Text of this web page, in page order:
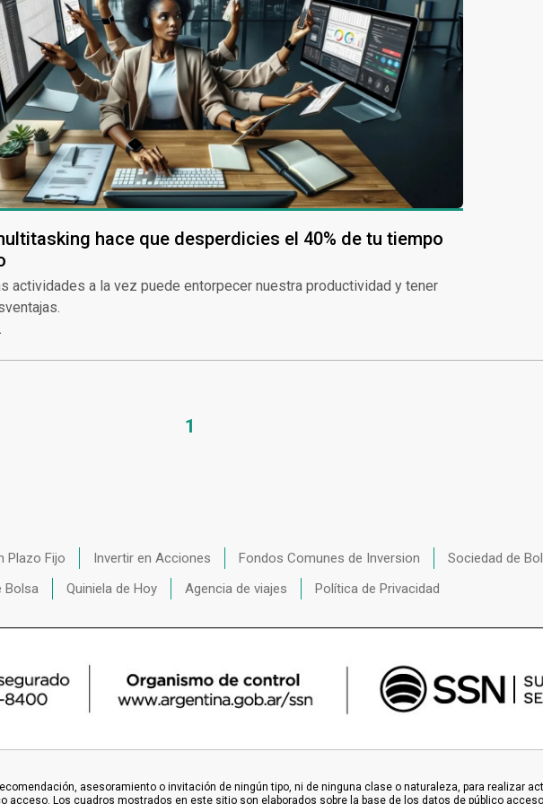
hace que desperdicies el 40% de tu tiempo
actividades a la vez puede entorpecer nuestra productividad y tener
1
Plazo Fijo Invertir en Acciones Fondos Comunes de Inversion
Sociedad de
Bolsa
Quiniela de Hoy Agencia de viajes Política de Privacidad
asesoramiento o invitación de ningún tipo, ni de ninguna clase o naturaleza, para realizar
Los cuadros mostrados en este sitio son elaborados sobre la base de los datos de público